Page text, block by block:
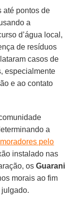
até pontos de
a
d’água local,
de resíduos
casos de
especialmente
e ao contato
a
pelo
instalado nas
os Guarani
morais ao fim